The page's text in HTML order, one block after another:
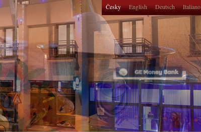
Česky English Deutsch Italiano